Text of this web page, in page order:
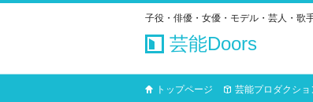
子役・俳優・女優・モデル・芸人・歌
芸能Doors
トップページ 芸能プロダクショ